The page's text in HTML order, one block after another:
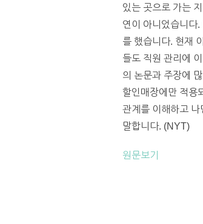
있는 곳으로 가는
연이 아니었습니다
를 했습니다. 현재
들도 직원 관리에
의 논문과 주장에
할인매장에만 적용
관계를 이해하고
말합니다. (NYT)
원문보기